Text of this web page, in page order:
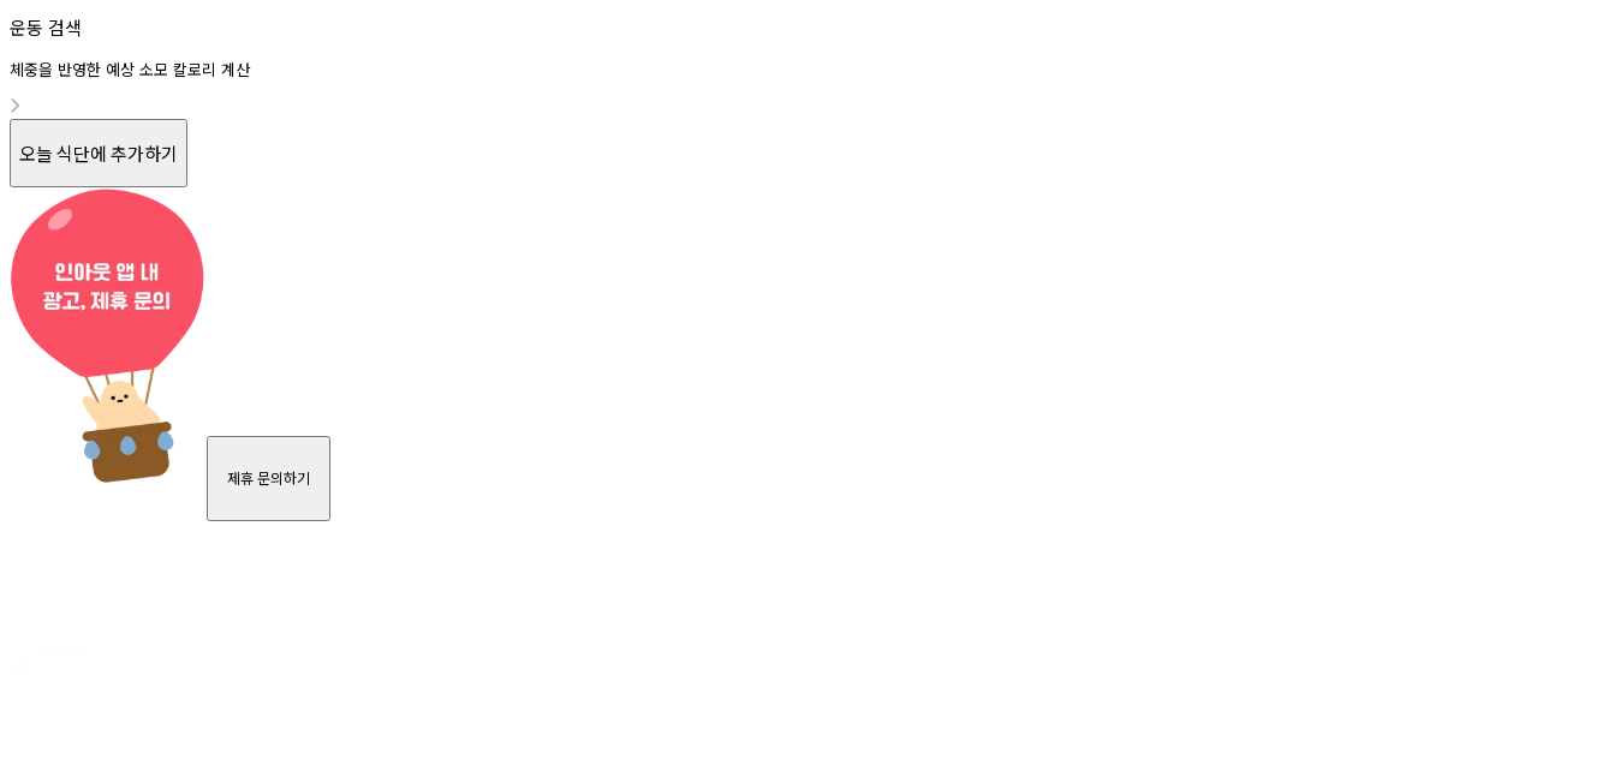
운동 검색
체중을 반영한 예상 소모 칼로리 계산
오늘 식단에 추가하기
제휴 문의하기